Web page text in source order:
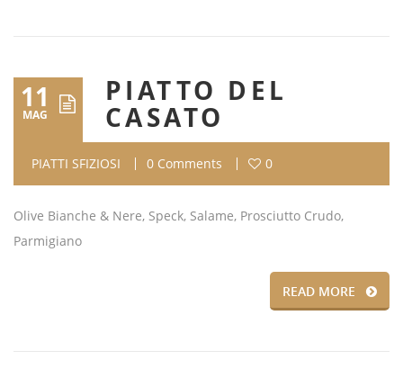
11
MAG
PIATTO DEL
CASATO
PIATTI SFIZIOSI 0 Comments 0
Olive Bianche & Nere, Speck, Salame, Prosciutto Crudo,
Parmigiano
READ MORE